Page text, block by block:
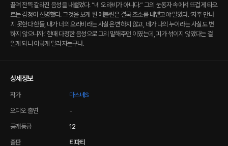
끌며 잔뜩 갈라진 음성을 내뱉었다. “네 오라비가 아니다.” 그의 눈동자 속에서 뜨겁게 타오
르는 감정이 선명했다. 그것을 보게 된 에블린은 결국 조소를 내뱉고야 말았다. ‘자주 만나
지 못한다 한들, 내가 너의 오라비라는 사실은 변하지 않고, 네가 나의 누이라는 사실도 변
하지 않으니까.’ 한때 다정한 음성으로 그리 말해주던 이였는데, 피가 섞이지 않았다는 걸
알게 되니 이렇게 달라지는구나.
상세정보
작가 마스네S
오디오 출연 -
공개등급 12
출판 티파티